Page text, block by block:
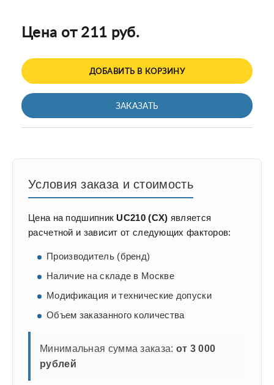
Цена от 211 руб.
ДОБАВИТЬ В КОРЗИНУ
ЗАКАЗАТЬ
Условия заказа и стоимость
Цена на подшипник UC210 (CX) является
расчетной и зависит от следующих факторов:
Производитель (бренд)
Наличие на складе в Москве
Модификация и технические допуски
Объем заказанного количества
Минимальная сумма заказа: от 3 000
рублей